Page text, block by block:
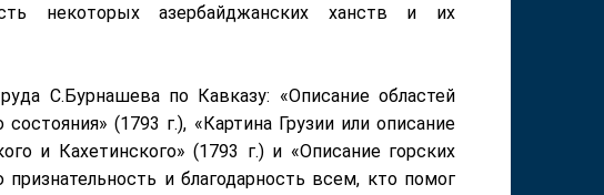
некоторых азербайджанских ханств и их
С.Бурнашева по Кавказу: «Описание областей
(1793 г.), «Картина Грузии или описание
и Кахетинского» (1793 г.) и «Описание горских
и благодарность всем, кто помог